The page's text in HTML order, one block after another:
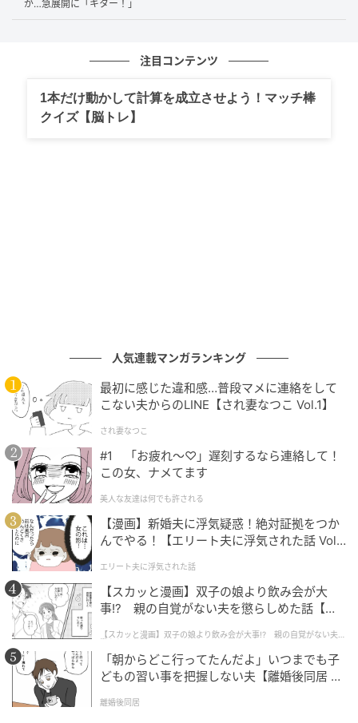
が…急展開に「キター！」
注目コンテンツ
1本だけ動かして計算を成立させよう！マッチ棒
クイズ【脳トレ】
人気連載マンガランキング
最初に感じた違和感…普段マメに連絡をして
こない夫からのLINE【され妻なつこ Vol.1】
され妻なつこ
#1 「お疲れ〜♡」遅刻するなら連絡して！
この女、ナメてます
美人な友達は何でも許される
【漫画】新婚夫に浮気疑惑！絶対証拠をつか
んでやる！【エリート夫に浮気された話 Vol.
エリート夫に浮気された話
【スカッと漫画】双子の娘より飲み会が大
事!? 親の自覚がない夫を懲らしめた話【第1
【スカッと漫画】双子の娘より飲み会が大事!? 親の自覚がない夫を
懲らしめた話
「朝からどこ行ってたんだよ」いつまでも子
どもの習い事を把握しない夫【離婚後同居 Vo
離婚後同居